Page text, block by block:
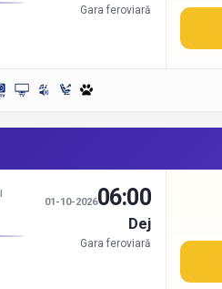
Gara feroviară
01-10-202606:00
Dej
Gara feroviară